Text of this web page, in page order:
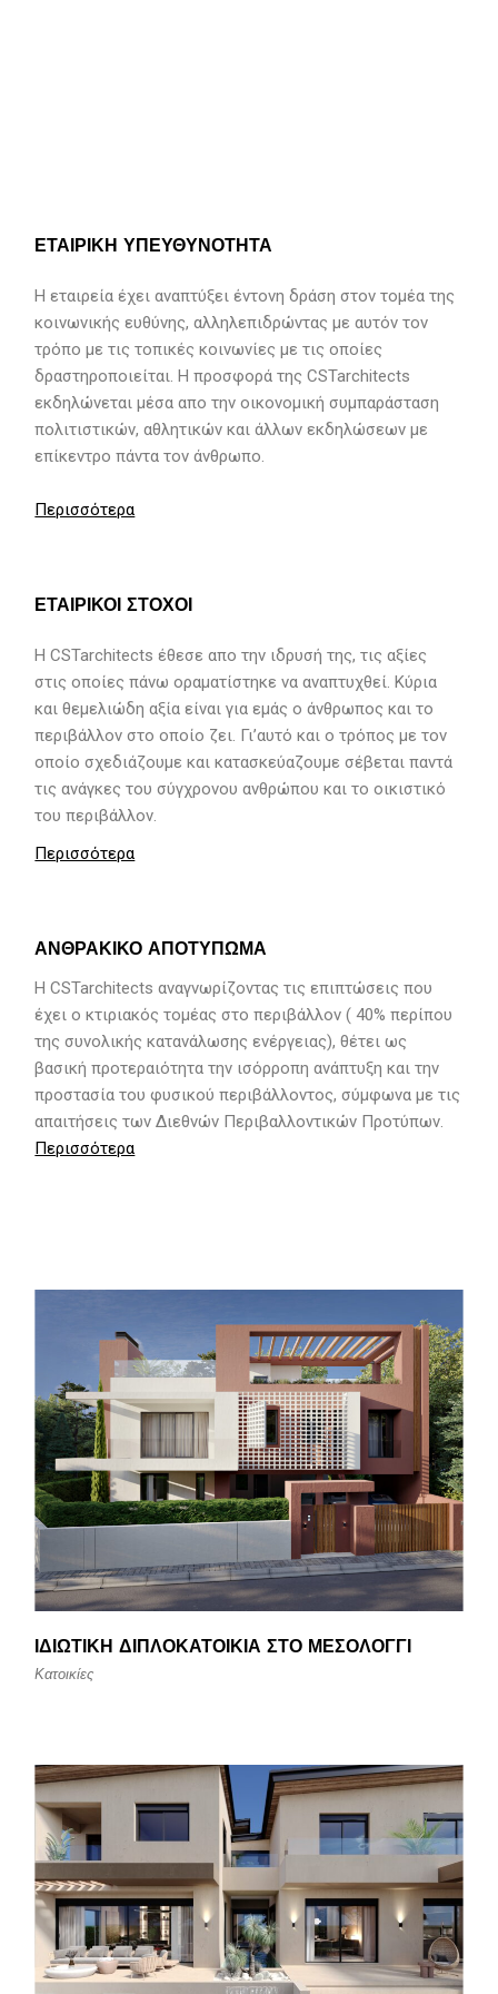
ΕΤΑΙΡΙΚΗ ΥΠΕΥΘΥΝΟΤΗΤΑ
Η εταιρεία έχει αναπτύξει έντονη δράση στον τομέα της
κοινωνικής ευθύνης, αλληλεπιδρώντας με αυτόν τον
τρόπο με τις τοπικές κοινωνίες με τις οποίες
δραστηροποιείται. Η προσφορά της CSTarchitects
εκδηλώνεται μέσα απο την οικονομική συμπαράσταση
πολιτιστικών, αθλητικών και άλλων εκδηλώσεων με
επίκεντρο πάντα τον άνθρωπο.
Περισσότερα
ΕΤΑΙΡΙΚΟΙ ΣΤΟΧΟΙ
H CSTarchitects έθεσε απο την ιδρυσή της, τις αξίες
στις οποίες πάνω οραματίστηκε να αναπτυχθεί. Κύρια
και θεμελιώδη αξία είναι για εμάς ο άνθρωπος και το
περιβάλλον στο οποίο ζει. Γι’αυτό και ο τρόπος με τον
οποίο σχεδιάζουμε και κατασκεύαζουμε σέβεται παντά
τις ανάγκες του σύγχρονου ανθρώπου και το οικιστικό
του περιβάλλον.
Περισσότερα
ΑΝΘΡΑΚΙΚΟ ΑΠΟΤΥΠΩΜΑ
Η CSTarchitects αναγνωρίζοντας τις επιπτώσεις που
έχει ο κτιριακός τομέας στο περιβάλλον ( 40% περίπου
της συνολικής κατανάλωσης ενέργειας), θέτει ως
βασική προτεραιότητα την ισόρροπη ανάπτυξη και την
προστασία του φυσικού περιβάλλοντος, σύμφωνα με τις
απαιτήσεις των Διεθνών Περιβαλλοντικών Προτύπων.
Περισσότερα
ΙΔΙΩΤΙΚΉ ΔΙΠΛΟΚΑΤΟΙΚΊΑ ΣΤΟ ΜΕΣΟΛΌΓΓΙ
Κατοικίες